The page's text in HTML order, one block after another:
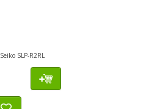
Seiko SLP-R2RL